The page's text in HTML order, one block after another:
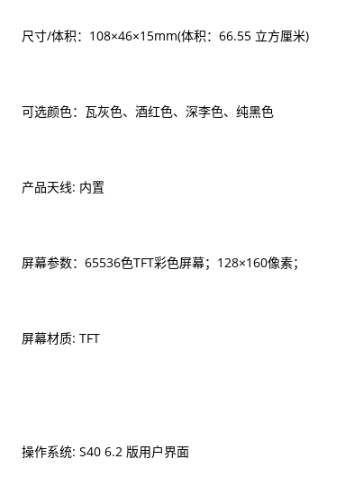
东青高速改扩建工程-天天速讯:
态
天天速讯
日：中国首位“00后”奥运冠军任茜担任首棒—天天实时
迎来“开门红”—天天资讯
些 流通股为4.62亿
尺寸/体积：108×46×15mm(体积：66.55 立方厘米)
可选颜色：瓦灰色、酒红色、深李色、纯黑色
产品天线: 内置
屏幕参数：65536色TFT彩色屏幕；128×160像素；
屏幕材质: TFT
操作系统: S40 6.2 版用户界面